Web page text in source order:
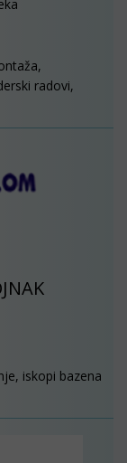
radovi,
iskopi bazena